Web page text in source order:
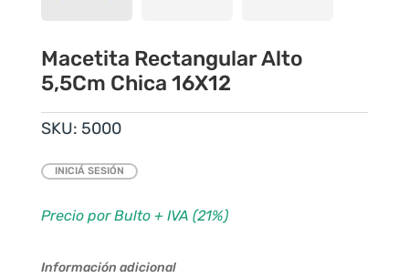
Macetita Rectangular Alto
5,5Cm Chica 16X12
SKU: 5000
INICIÁ SESIÓN
Precio por Bulto + IVA (21%)
Información adicional